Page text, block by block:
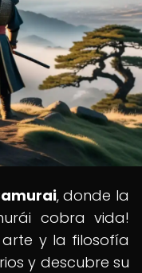
, donde la
cobra vida!
arte y la filosofía
y descubre su